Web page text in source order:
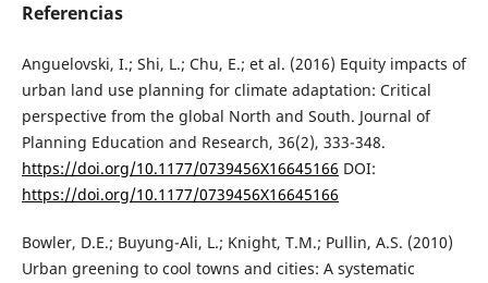
Referencias
Anguelovski, I.; Shi, L.; Chu, E.; et al. (2016) Equity impacts of
urban land use planning for climate adaptation: Critical
perspective from the global North and South. Journal of
Planning Education and Research, 36(2), 333-348.
https://doi.org/10.1177/0739456X16645166 DOI:
https://doi.org/10.1177/0739456X16645166
Bowler, D.E.; Buyung-Ali, L.; Knight, T.M.; Pullin, A.S. (2010)
Urban greening to cool towns and cities: A systematic